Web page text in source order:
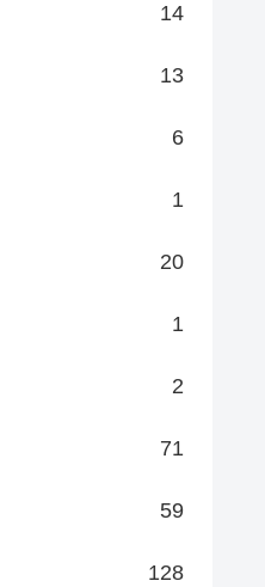
14
13
6
1
20
1
2
71
59
128